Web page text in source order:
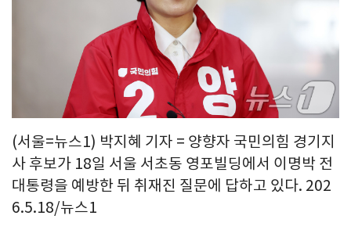
(서울=뉴스1) 박지혜 기자 = 양향자 국민의힘 경기지
사 후보가 18일 서울 서초동 영포빌딩에서 이명박 전
대통령을 예방한 뒤 취재진 질문에 답하고 있다. 202
6.5.18/뉴스1